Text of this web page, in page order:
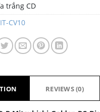
CV10
trắng CD
REVIEWS (0)